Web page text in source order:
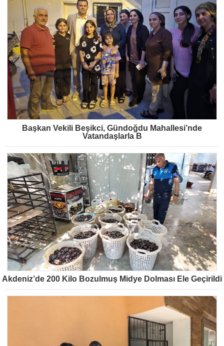
Başkan Vekili Beşikci, Gündoğdu Mahallesi’nde
Vatandaşlarla B
Akdeniz’de 200 Kilo Bozulmuş Midye Dolması Ele Geçirildi